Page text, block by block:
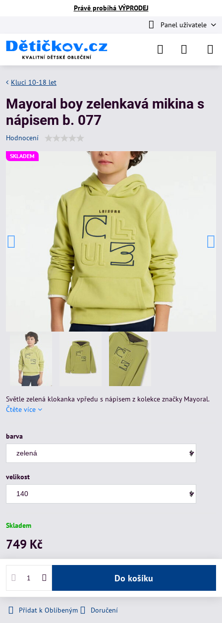
Právě probíhá VÝPRODEJ
Panel uživatele
SKLADEM
Kluci 10-18 let
Mayoral boy zelenkavá mikina s
nápisem b. 077
Hodnocení
Světle zelená klokanka vpředu s nápisem z kolekce značky Mayoral.
Čtěte více
barva
velikost
Skladem
749 Kč
Do košíku
Přidat k Oblíbeným
Doručení